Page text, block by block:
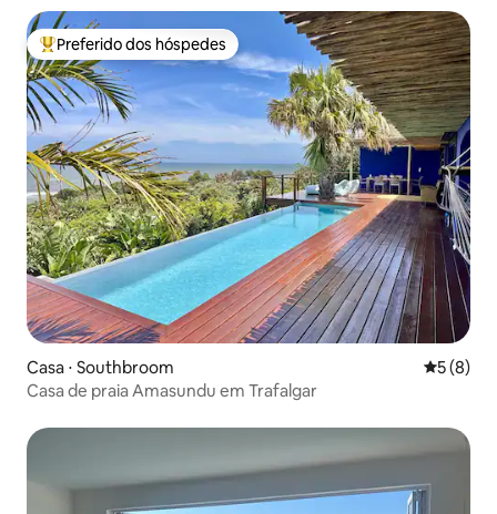
Entre os melhores preferidos dos hóspedes
Preferido dos hóspedes
Casa ⋅ Southbroom 5 de
5 (8)
Casa de praia Amasundu em Trafalgar